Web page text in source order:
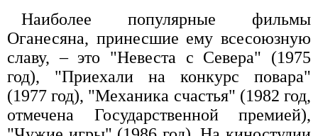
Наиболее популярные фильмы
Оганесяна, принесшие ему всесоюзную
славу, – это "Невеста с Севера" (1975
год), "Приехали на конкурс повара"
(1977 год), "Механика счастья" (1982 год,
отмечена Государственной премией),